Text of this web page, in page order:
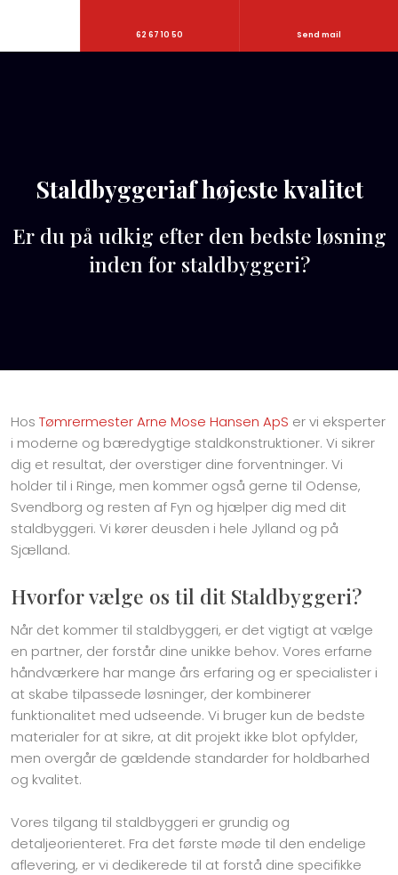
62 67 10 50 Send mail
Staldbyggeriaf højeste kvalitet
​Er du på udkig efter den bedste løsning
inden for staldbyggeri?
​Hos Tømrermester Arne Mose Hansen ApS er vi eksperter
i moderne og bæredygtige staldkonstruktioner. Vi sikrer
dig et resultat, der overstiger dine forventninger. Vi
holder til i Ringe, men kommer også gerne til Odense,
Svendborg og resten af Fyn og hjælper dig med dit
staldbyggeri. Vi kører deusden i hele Jylland og på
Sjælland.
Hvorfor vælge os til dit Staldbyggeri?
Når det kommer til staldbyggeri, er det vigtigt at vælge
en partner, der forstår dine unikke behov. Vores erfarne
håndværkere har mange års erfaring og er specialister i
at skabe tilpassede løsninger, der kombinerer
funktionalitet med udseende. Vi bruger kun de bedste
materialer for at sikre, at dit projekt ikke blot opfylder,
men overgår de gældende standarder for holdbarhed
og kvalitet.
Vores tilgang til staldbyggeri er grundig og
detaljeorienteret. Fra det første møde til den endelige
aflevering, er vi dedikerede til at forstå dine specifikke